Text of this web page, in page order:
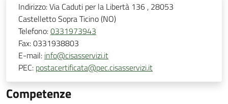
Indirizzo:Via Caduti per la Libertà 136 , 28053
Castelletto Sopra Ticino (NO)
Telefono:0331973943
Fax:0331938803
E-mail: info@cisasservizi.it
PEC: postacertificata@pec.cisasservizi.it
Competenze